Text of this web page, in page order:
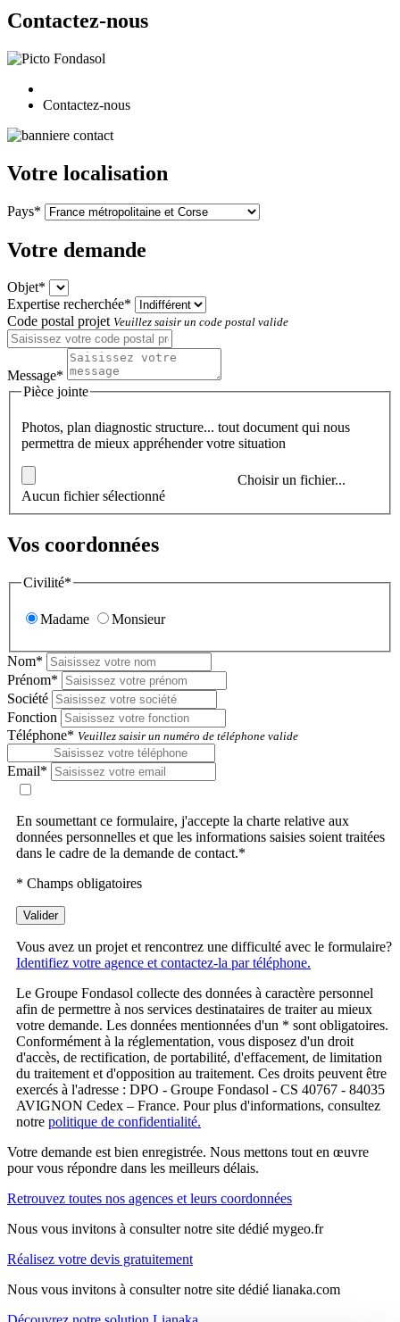
Contactez-nous
Contactez-nous
Votre localisation
Pays*
Votre demande
Objet*
Expertise recherchée*
Code postal projet Veuillez saisir un code postal valide
Message*
Pièce jointe
Photos, plan diagnostic structure... tout document qui nous
permettra de mieux appréhender votre situation
Choisir un fichier...
Aucun fichier sélectionné
Vos coordonnées
Civilité*
Madame Monsieur
Nom*
Prénom*
Société
Fonction
Téléphone* Veuillez saisir un numéro de téléphone valide
Email*
En soumettant ce formulaire, j'accepte la charte relative aux
données personnelles et que les informations saisies soient traitées
dans le cadre de la demande de contact.*
* Champs obligatoires
Valider
Vous avez un projet et rencontrez une difficulté avec le formulaire?
Identifiez votre agence et contactez-la par téléphone.
Le Groupe Fondasol collecte des données à caractère personnel
afin de permettre à nos services destinataires de traiter au mieux
votre demande. Les données mentionnées d'un * sont obligatoires.
Conformément à la réglementation, vous disposez d'un droit
d'accès, de rectification, de portabilité, d'effacement, de limitation
du traitement et d'opposition au traitement. Ces droits peuvent être
exercés à l'adresse : DPO - Groupe Fondasol - CS 40767 - 84035
AVIGNON Cedex – France. Pour plus d'informations, consultez
notre politique de confidentialité.
Votre demande est bien enregistrée. Nous mettons tout en œuvre
pour vous répondre dans les meilleurs délais.
Retrouvez toutes nos agences et leurs coordonnées
Nous vous invitons à consulter notre site dédié mygeo.fr
Réalisez votre devis gratuitement
Nous vous invitons à consulter notre site dédié lianaka.com